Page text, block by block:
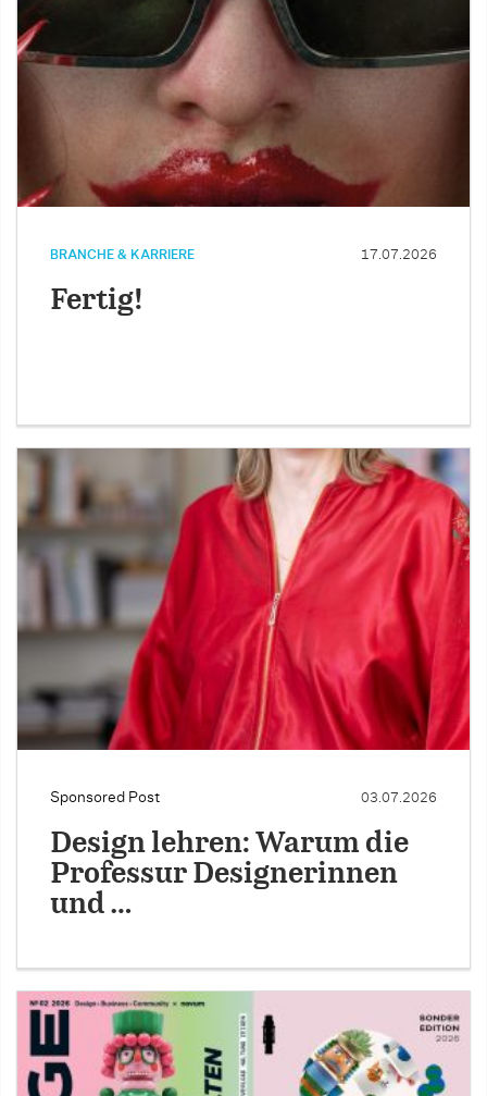
BRANCHE & KARRIERE 17.07.2026
Fertig!
Sponsored Post 03.07.2026
Design lehren: Warum die
Professur Designerinnen
und …